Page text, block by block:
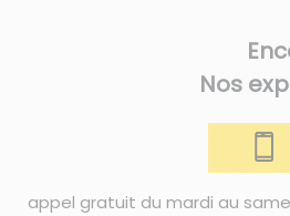
Nos
appel gratuit du mardi au